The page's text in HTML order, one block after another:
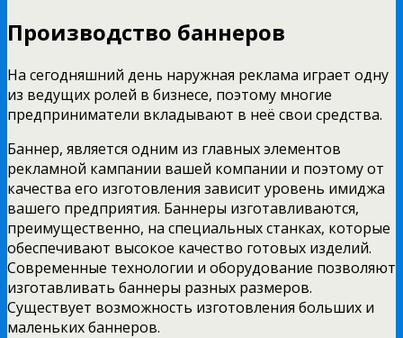
Производство баннеров
На сегодняшний день наружная реклама играет одну
из ведущих ролей в бизнесе, поэтому многие
предприниматели вкладывают в неё свои средства.
Баннер, является одним из главных элементов
рекламной кампании вашей компании и поэтому от
качества его изготовления зависит уровень имиджа
вашего предприятия. Баннеры изготавливаются,
преимущественно, на специальных станках, которые
обеспечивают высокое качество готовых изделий.
Современные технологии и оборудование позволяют
изготавливать баннеры разных размеров.
Существует возможность изготовления больших и
маленьких баннеров.